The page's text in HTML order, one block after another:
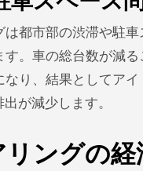
は都市部の渋滞や駐
す。車の総台数が減
り、結果としてアイ
が減少します。
リングの経